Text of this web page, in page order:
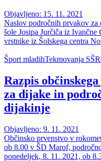
Objavljeno: 15. 11. 2021
Naslov področnih prvakov za
šole Josipa Jurčiča iz
vrstnike iz Šolskega centra
Šport mladihTekmovanja SŠ
Razpis
za dijake in
dijakinje
Objavljeno: 9. 11. 2021
Občinsko prvenstvo v
ob 8.00 v ŠD Marof,
ponedeljek, 8. 11. 2021, ob